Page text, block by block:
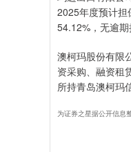
2025年度预计担
54.12%，无逾期
澳柯玛股份有限
资采购、融资租
所持青岛澳柯玛
为证券之星据公开信息